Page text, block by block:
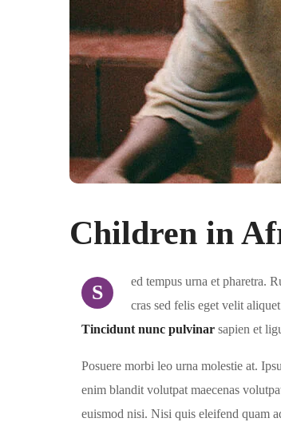
Children in
S
ed tempus urna et pharetra.
cras sed felis eget velit
Tincidunt nunc pulvinar sapien et
Posuere morbi leo urna molestie at.
enim blandit volutpat maecenas
euismod nisi. Nisi quis eleifend quam